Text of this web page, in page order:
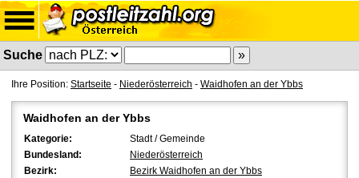
Suche
Ihre Position: Startseite - Niederösterreich - Waidhofen an der Ybbs
Waidhofen an der Ybbs
Kategorie:
Stadt / Gemeinde
Bundesland:
Niederösterreich
Bezirk:
Bezirk Waidhofen an der Ybbs